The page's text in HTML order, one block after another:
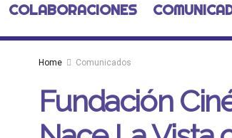
COLABORACIONES
Home Comunicados
Fundación